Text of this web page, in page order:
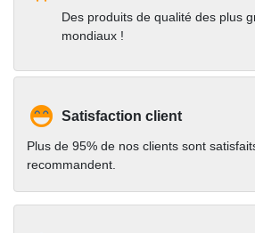
Des produits de qualité des plus
mondiaux !
Satisfaction client
Plus de 95% de nos clients sont
recommandent.